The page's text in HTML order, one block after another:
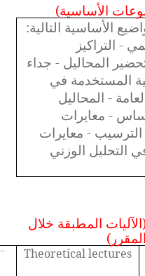
الأساسية)
الأساسية التالية:
- التراكيز
المحاليل - جداء
المستخدمة في
- المحاليل
- معايرات
الترسيب - معايرات
التحليل الوزني
المطبقة خلال
Theoretical lectures
¨